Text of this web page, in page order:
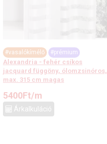
#vasalókímélő #prémium
Alexandria - fehér csíkos
jacquard függöny, ólomzsinóros,
max. 315 cm magas
5400Ft/m
Árkalkuláció